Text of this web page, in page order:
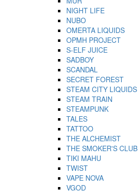
NIGHT LIFE
NUBO
OMERTA LIQUIDS
OPMH PROJECT
S-ELF JUICE
SADBOY
SCANDAL
SECRET FOREST
STEAM CITY LIQUIDS
STEAM TRAIN
STEAMPUNK
TALES
TATTOO
THE ALCHEMIST
THE SMOKER'S CLUB
TIKI MAHU
TWIST
VAPE NOVA
VGOD